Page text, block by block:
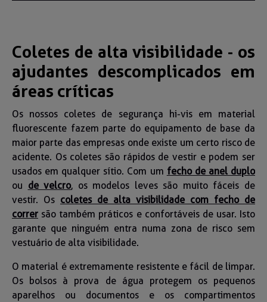
Coletes de alta visibilidade - os
ajudantes descomplicados em
áreas críticas
Os nossos coletes de segurança hi-vis em material
fluorescente fazem parte do equipamento de base da
maior parte das empresas onde existe um certo risco de
acidente. Os coletes são rápidos de vestir e podem ser
usados em qualquer sítio. Com um fecho de anel duplo
ou de velcro, os modelos leves são muito fáceis de
vestir. Os coletes de alta visibilidade com fecho de
correr são também práticos e confortáveis de usar. Isto
garante que ninguém entra numa zona de risco sem
vestuário de alta visibilidade.
O material é extremamente resistente e fácil de limpar.
Os bolsos à prova de água protegem os pequenos
aparelhos ou documentos e os compartimentos